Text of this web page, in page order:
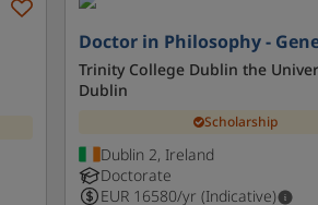
Doctor in Philosophy -
Trinity College Dublin the
Dublin
Scholarship
Dublin 2, Ireland
Doctorate
EUR 16580/yr (Indicative)